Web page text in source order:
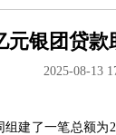
元银团贷
2025-08-13
建了一笔总额